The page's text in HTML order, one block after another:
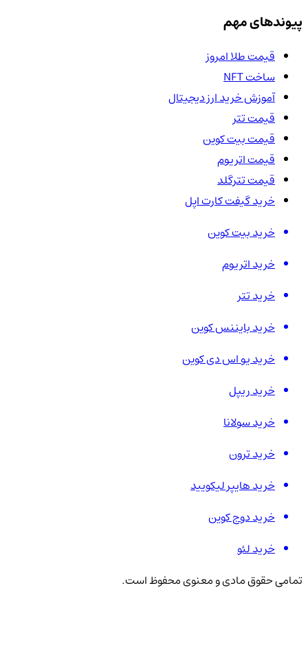
پیوندهای مهم
قیمت طلا امروز
ساخت NFT
آموزش خرید ارز دیجیتال
قیمت تتر
قیمت بیت کوین
قیمت اتریوم
قیمت تترگلد
خرید گیفت کارت اپل
خرید بیت کوین
خرید اتریوم
خرید تتر
خرید بایننس کوین
خرید یو اس دی کوین
خرید ریپل
خرید سولانا
خرید ترون
خرید هایپر لیکویید
خرید دوج کوین
خرید لئو
تمامی حقوق مادی و معنوی محفوظ است.